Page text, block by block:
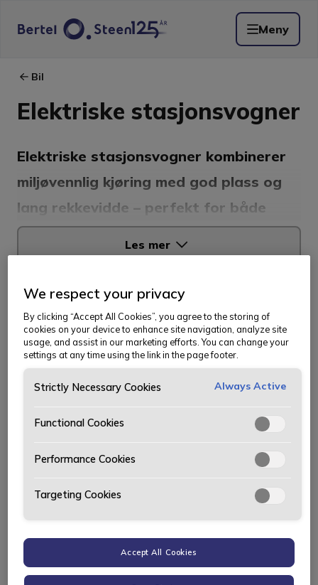
Meny
Bil
Elektriske stasjonsvogner
Elektriske stasjonsvogner kombinerer
miljøvennlig kjøring med god plass og
lang rekkevidde – perfekt for både
familiebruk og lange turer. Blant våre
elbil stasjonsvogner finner duPeugeot
e-308 SW
Opel Astra Sports Tourer
Electric.Begge har imponerende
rekkevidde på over 600 km og romslige
bagasjerom med praktisk utforming.
Les mer
Filtrer søk (1) Populært
We respect your privacy
By clicking “Accept All Cookies”, you agree to the storing of
cookies on your device to enhance site navigation, analyze site
usage, and assist in our marketing efforts. You can change your
settings at any time using the link in the page footer.
Strictly Necessary Cookies Always Active
Functional Cookies
Performance Cookies
Targeting Cookies
Accept All Cookies